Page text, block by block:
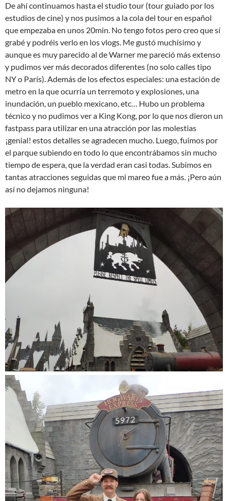
De ahí continuamos hasta el studio tour (tour guiado por los
estudios de cine) y nos pusimos a la cola del tour en español
que empezaba en unos 20min. No tengo fotos pero creo que sí
grabé y podréis verlo en los vlogs. Me gustó muchísimo y
aunque es muy parecido al de Warner me pareció más extenso
y pudimos ver más decorados diferentes (no solo calles tipo
NY o París). Además de los efectos especiales: una estación de
metro en la que ocurría un terremoto y explosiones, una
inundación, un pueblo mexicano, etc… Hubo un problema
técnico y no pudimos ver a King Kong, por lo que nos dieron un
fastpass para utilizar en una atracción por las molestias
¡genial! estos detalles se agradecen mucho. Luego, fuimos por
el parque subiendo en todo lo que encontrábamos sin mucho
tiempo de espera, que la verdad eran casi todas. Subimos en
tantas atracciones seguidas que mi mareo fue a más. ¡Pero aún
así no dejamos ninguna!